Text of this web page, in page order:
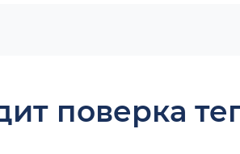
поверка